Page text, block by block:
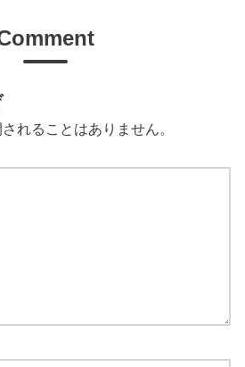
れることはありません。